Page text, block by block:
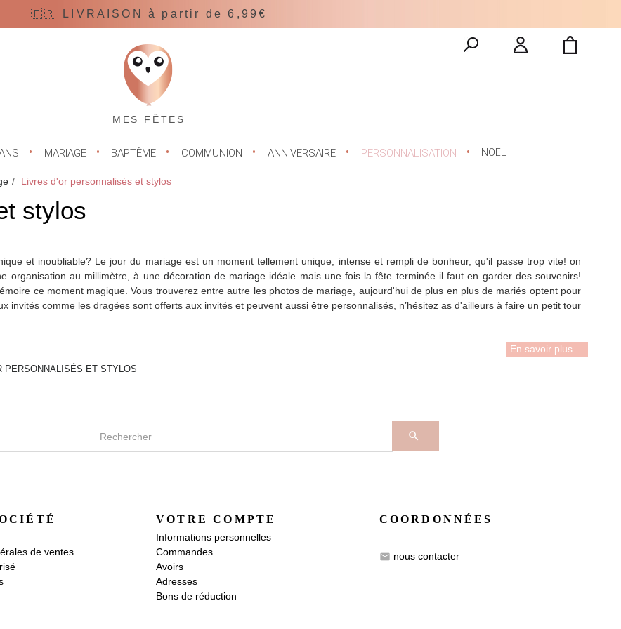
🇫🇷 LIVRAISON à partir de 6,99€
MES FÊTES
MARIAGE BAPTÊME COMMUNION ANNIVERSAIRE PERSONNALISATION NOËL
Livres d'or personnalisés et stylos
stylos
et inoubliable? Le jour du mariage est un moment tellement unique, intense et rempli de bonheur, qu'il passe trop vite! on
organisation au millimètre, à une décoration de mariage idéale mais une fois la fête terminée il faut en garder des souvenirs!
ce moment magique. Vous trouverez entre autre les photos de mariage, aujourd'hui de plus en plus de mariés optent pour
invités comme les dragées sont offerts aux invités et peuvent aussi être personnalisés, n’hésitez as d'ailleurs à faire un petit tour
En savoir plus ...
PERSONNALISÉS ET STYLOS

de ventes
VOTRE COMPTE
Informations personnelles
Commandes
Avoirs
Adresses
Bons de réduction
COORDONNÉES
email nous contacter